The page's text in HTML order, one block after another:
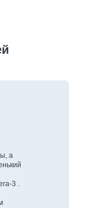
а
3 .